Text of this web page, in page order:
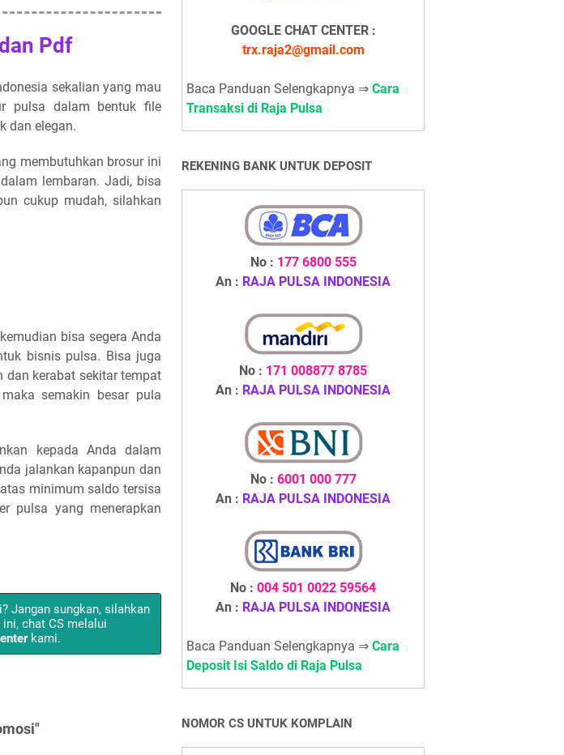
Pdf
sekalian yang mau
pulsa dalam bentuk file
dan elegan.
membutuhkan brosur ini
lembaran. Jadi, bisa
cukup mudah, silahkan
bisa segera Anda
bisnis pulsa. Bisa juga
dan kerabat sekitar tempat
semakin besar pula
kepada Anda dalam
jalankan kapanpun dan
minimum saldo tersisa
pulsa yang menerapkan
Jangan sungkan, silahkan
ini, chat CS melalui
kami.
GOOGLE CHAT CENTER :
trx.raja2@gmail.com
Baca Panduan Selengkapnya ⇒ Cara
Transaksi di Raja Pulsa
REKENING BANK UNTUK DEPOSIT
No : 177 6800 555
An : RAJA PULSA INDONESIA
No : 171 008877 8785
An : RAJA PULSA INDONESIA
No : 6001 000 777
An : RAJA PULSA INDONESIA
No : 004 501 0022 59564
An : RAJA PULSA INDONESIA
Baca Panduan Selengkapnya ⇒ Cara
Deposit Isi Saldo di Raja Pulsa
NOMOR CS UNTUK KOMPLAIN